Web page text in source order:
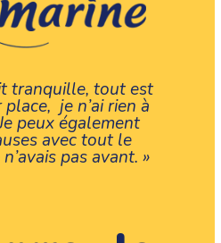
tranquille, tout est
je n’ai rien à
peux également
avec tout le
pas avant. »